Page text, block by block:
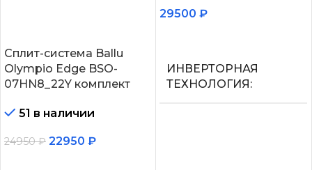
Сплит-система Ballu
Olympio Edge BSO-
07HN8_22Y комплект
51 в наличии
24950₽ 22950 ₽
29500 ₽
ИНВЕРТОРНАЯ
ТЕХНОЛОГИЯ